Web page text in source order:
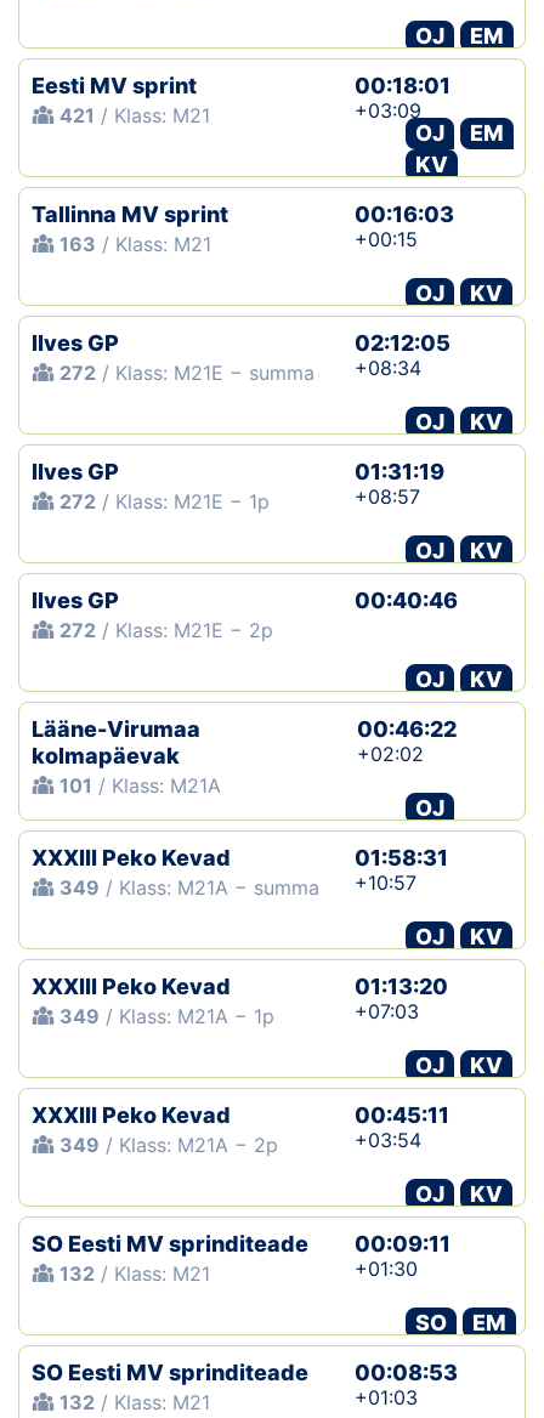
OTSI
OJ
EM
Eesti MV sprint
421 / Klass: M21
00:18:01
+03:09
OJ
EM
KV
Tallinna MV sprint
163 / Klass: M21
00:16:03
+00:15
OJ
KV
Ilves GP
272 / Klass: M21E − summa
02:12:05
+08:34
OJ
KV
Ilves GP
272 / Klass: M21E − 1p
01:31:19
+08:57
OJ
KV
Ilves GP
272 / Klass: M21E − 2p
00:40:46
OJ
KV
Lääne-Virumaa
kolmapäevak
101 / Klass: M21A
00:46:22
+02:02
OJ
XXXIII Peko Kevad
349 / Klass: M21A − summa
01:58:31
+10:57
OJ
KV
XXXIII Peko Kevad
349 / Klass: M21A − 1p
01:13:20
+07:03
OJ
KV
XXXIII Peko Kevad
349 / Klass: M21A − 2p
00:45:11
+03:54
OJ
KV
SO Eesti MV sprinditeade
132 / Klass: M21
00:09:11
+01:30
SO
EM
SO Eesti MV sprinditeade
132 / Klass: M21
00:08:53
+01:03